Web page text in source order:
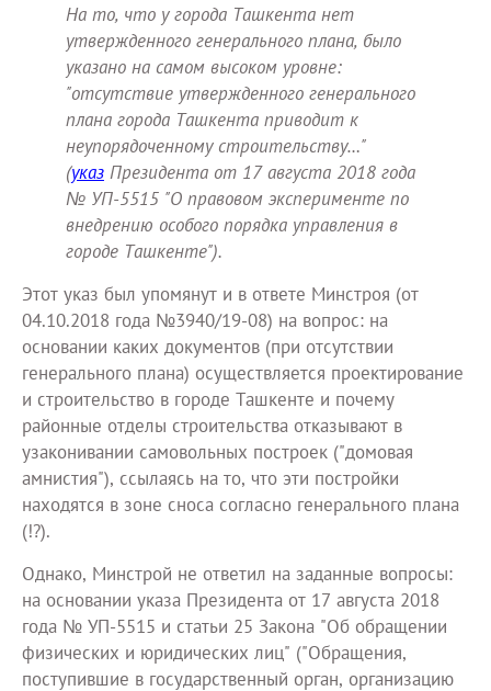
На то, что у города Ташкента нет
утвержденного генерального плана, было
указано на самом высоком уровне:
"отсутствие утвержденного генерального
плана города Ташкента приводит к
неупорядоченному строительству…"
(указ Президента от 17 августа 2018 года
№ УП-5515 "О правовом эксперименте по
внедрению особого порядка управления в
городе Ташкенте").
Этот указ был упомянут и в ответе Минстроя (от
04.10.2018 года №3940/19-08) на вопрос: на
основании каких документов (при отсутствии
генерального плана) осуществляется проектирование
и строительство в городе Ташкенте и почему
районные отделы строительства отказывают в
узаконивании самовольных построек ("домовая
амнистия"), ссылаясь на то, что эти постройки
находятся в зоне сноса согласно генерального плана
(!?).
Однако, Минстрой не ответил на заданные вопросы:
на основании указа Президента от 17 августа 2018
года № УП-5515 и статьи 25 Закона "Об обращении
физических и юридических лиц" ("Обращения,
поступившие в государственный орган, организацию